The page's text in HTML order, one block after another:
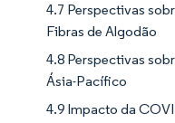
4.7 Perspectivas
Fibras de Algodão
4.8 Perspectivas
Ásia-Pacífico
4.9 Impacto da